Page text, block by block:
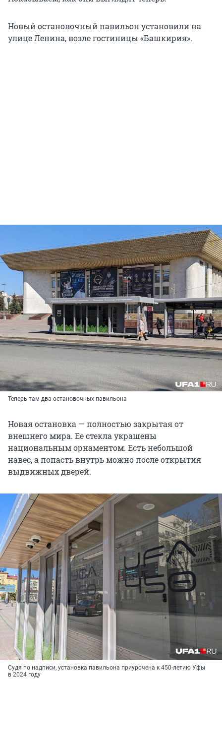
Новый остановочный павильон установили на
улице Ленина, возле гостиницы «Башкирия».
Теперь там два остановочных павильона
Новая остановка — полностью закрытая от
внешнего мира. Ее стекла украшены
национальным орнаментом. Есть небольшой
навес, а попасть внутрь можно после открытия
выдвижных дверей.
Судя по надписи, установка павильона приурочена к 450-летию Уфы
в 2024 году